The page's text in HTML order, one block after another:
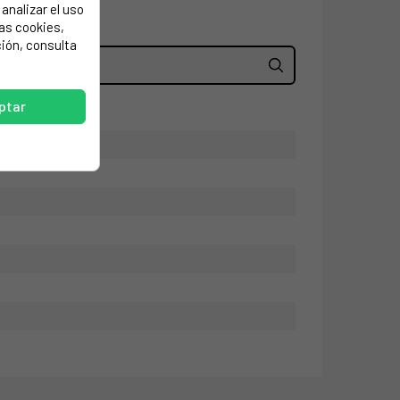
el uso
cookies,
consulta